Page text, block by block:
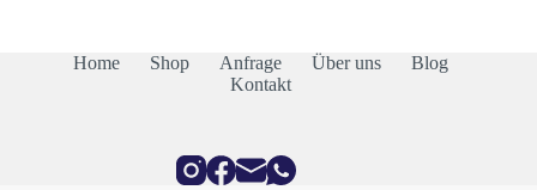
Home Shop Anfrage Über uns
Blog
Kontakt